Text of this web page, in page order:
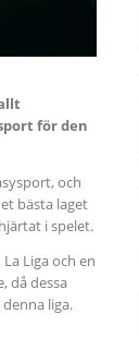
för den
och
bästa laget
i spelet.
Liga och en
då dessa
liga.